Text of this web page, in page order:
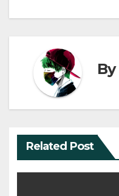
By
Related Post